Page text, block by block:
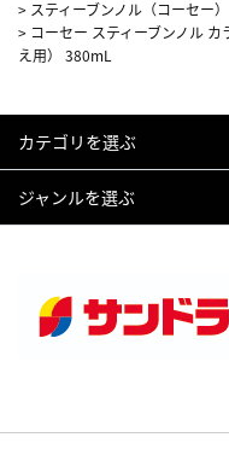
> スティーブンノル（コーセー）
> コーセー スティーブンノル
え用） 380mL
カテゴリを選ぶ
ジャンルを選ぶ